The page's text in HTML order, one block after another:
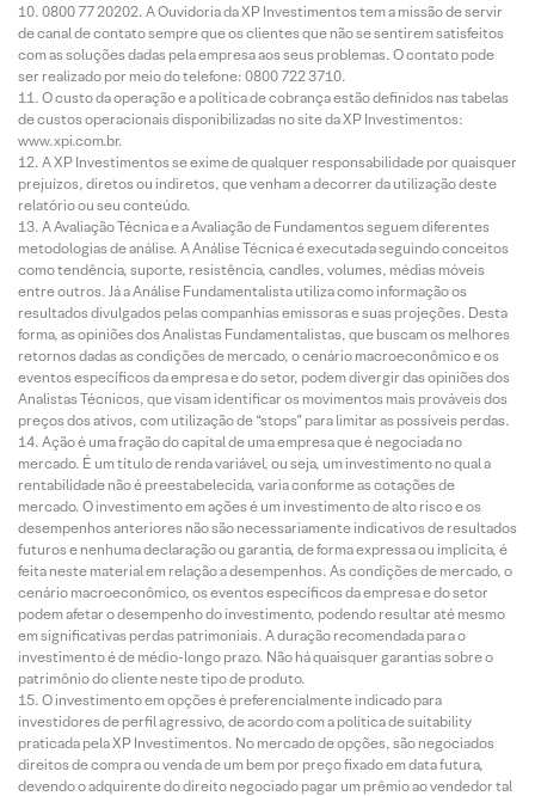
0800 77 20202. A Ouvidoria da XP Investimentos tem a missão de servir
de canal de contato sempre que os clientes que não se sentirem satisfeitos
com as soluções dadas pela empresa aos seus problemas. O contato pode
ser realizado por meio do telefone: 0800 722 3710.
O custo da operação e a política de cobrança estão definidos nas tabelas
de custos operacionais disponibilizadas no site da XP Investimentos:
www.xpi.com.br.
A XP Investimentos se exime de qualquer responsabilidade por quaisquer
prejuízos, diretos ou indiretos, que venham a decorrer da utilização deste
relatório ou seu conteúdo.
A Avaliação Técnica e a Avaliação de Fundamentos seguem diferentes
metodologias de análise. A Análise Técnica é executada seguindo conceitos
como tendência, suporte, resistência, candles, volumes, médias móveis
entre outros. Já a Análise Fundamentalista utiliza como informação os
resultados divulgados pelas companhias emissoras e suas projeções. Desta
forma, as opiniões dos Analistas Fundamentalistas, que buscam os melhores
retornos dadas as condições de mercado, o cenário macroeconômico e os
eventos específicos da empresa e do setor, podem divergir das opiniões dos
Analistas Técnicos, que visam identificar os movimentos mais prováveis dos
preços dos ativos, com utilização de “stops” para limitar as possíveis perdas.
Ação é uma fração do capital de uma empresa que é negociada no
mercado. É um título de renda variável, ou seja, um investimento no qual a
rentabilidade não é preestabelecida, varia conforme as cotações de
mercado. O investimento em ações é um investimento de alto risco e os
desempenhos anteriores não são necessariamente indicativos de resultados
futuros e nenhuma declaração ou garantia, de forma expressa ou implícita, é
feita neste material em relação a desempenhos. As condições de mercado, o
cenário macroeconômico, os eventos específicos da empresa e do setor
podem afetar o desempenho do investimento, podendo resultar até mesmo
em significativas perdas patrimoniais. A duração recomendada para o
investimento é de médio-longo prazo. Não há quaisquer garantias sobre o
patrimônio do cliente neste tipo de produto.
O investimento em opções é preferencialmente indicado para
investidores de perfil agressivo, de acordo com a política de suitability
praticada pela XP Investimentos. No mercado de opções, são negociados
direitos de compra ou venda de um bem por preço fixado em data futura,
devendo o adquirente do direito negociado pagar um prêmio ao vendedor tal